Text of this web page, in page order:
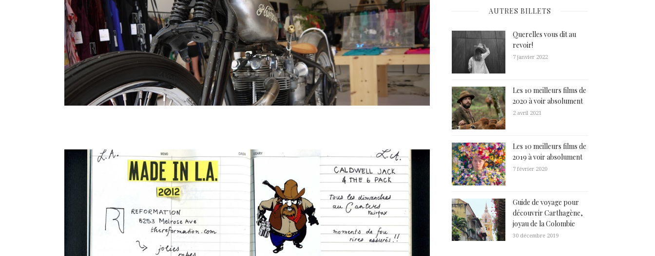
AUTRES BILLETS
Querelles vous dit au
revoir!
7 janvier 2022
Les 10 meilleurs films de
2020 à voir absolument
2 avril 2021
Les 10 meilleurs films de
2019 à voir absolument
7 février 2020
Guide de voyage pour
découvrir Carthagène,
joyau de la Colombie
30 décembre 2019